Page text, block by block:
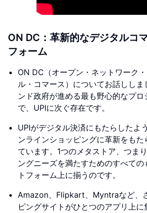
ON DC：革新的なデジタルコ
フォーム
ON DC（オープン・ネットワーク
ル・コマース）についてお話ししま
ンド政府が進める最も野心的なプ
で、UPIに次ぐ存在です。
UPIがデジタル決済にもたらしたよ
ンラインショッピングに革新をも
ています。1つのメタストア、つま
ングニーズを満たすためのすべての
トフォーム上に揃うのです。
Amazon、Flipkart、Myntraなど、
ピングサイトがひとつのアプリ上